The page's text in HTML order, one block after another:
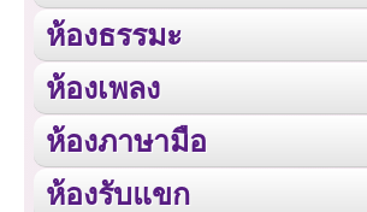
ห้องธรรมะ
ห้องเพลง
ห้องภาษามือ
ห้องรับแขก